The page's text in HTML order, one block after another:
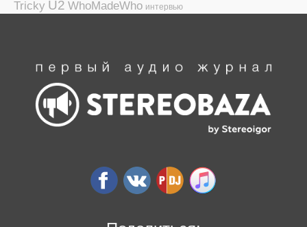
Tricky U2 WhoMadeWho интервью